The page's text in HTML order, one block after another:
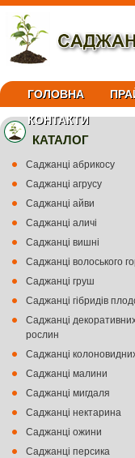
ГОЛОВНА
КОНТАКТИ
КАТАЛОГ
Саджанці абрикосу
Саджанці агрусу
Саджанці айви
Саджанці аличі
Саджанці вишні
Саджанці волоського
Саджанці груш
Саджанці гібридів
Саджанці
рослин
Саджанці
Саджанці малини
Саджанці мигдаля
Саджанці нектарина
Саджанці ожини
Саджанці персика